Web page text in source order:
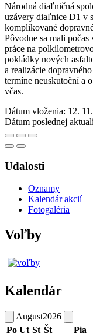
Národná diaľničná
uzávery diaľnice D1 v
komplikované
Pôvodne sa mali
práce na
pokládky nových
a realizácie
termíne neuskutoční a
včas.
Dátum vloženia: 12.
Dátum poslednej
Udalosti
Oznamy
Kalendár akcií
Fotogaléria
Voľby
Kalendár
August2026
Po Ut St Št Pia